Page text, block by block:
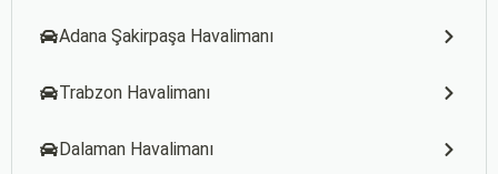
Adana Şakirpaşa Havalimanı
Trabzon Havalimanı
Dalaman Havalimanı